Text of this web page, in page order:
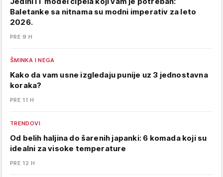
Baletanke sa nitnama su modni imperativ za leto
2026.
PRE 9 H
ŠMINKA I NEGA
Kako da vam usne izgledaju punije uz 3 jednostavna
koraka?
PRE 11 H
TRENDOVI
Od belih haljina do šarenih japanki: 6 komada koji su
idealni za visoke temperature
PRE 12 H